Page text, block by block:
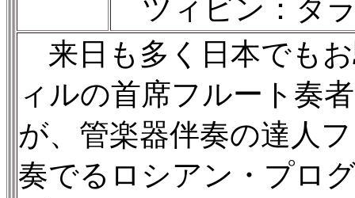
ツィビン：タ
来日も多く日本でも
ィルの首席フルート奏
が、管楽器伴奏の達人
奏でるロシアン・プロ